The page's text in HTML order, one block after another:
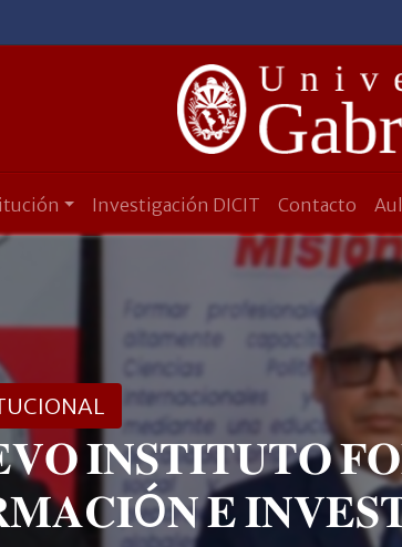
Investigación DICIT Contacto
𝐈𝐍𝐒𝐓𝐈𝐓𝐔𝐓𝐎
𝐄